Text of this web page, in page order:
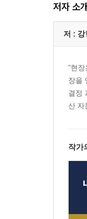
저자 소
저 : 강
"현
장을
결정
산 자
작가